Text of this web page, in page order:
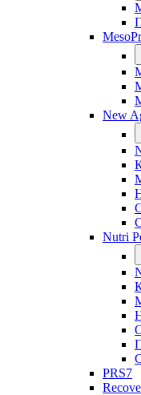
New
Nutri
PRS7